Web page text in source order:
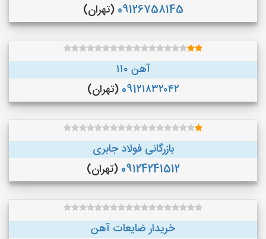
09126758145 (تهران)
آهن ۱۱۰
091۲۱۸۳۲۰۴۲ (تهران)
بازرگانی فولاد جابری
09124241512 (تهران)
خریدار ضایعات آهن